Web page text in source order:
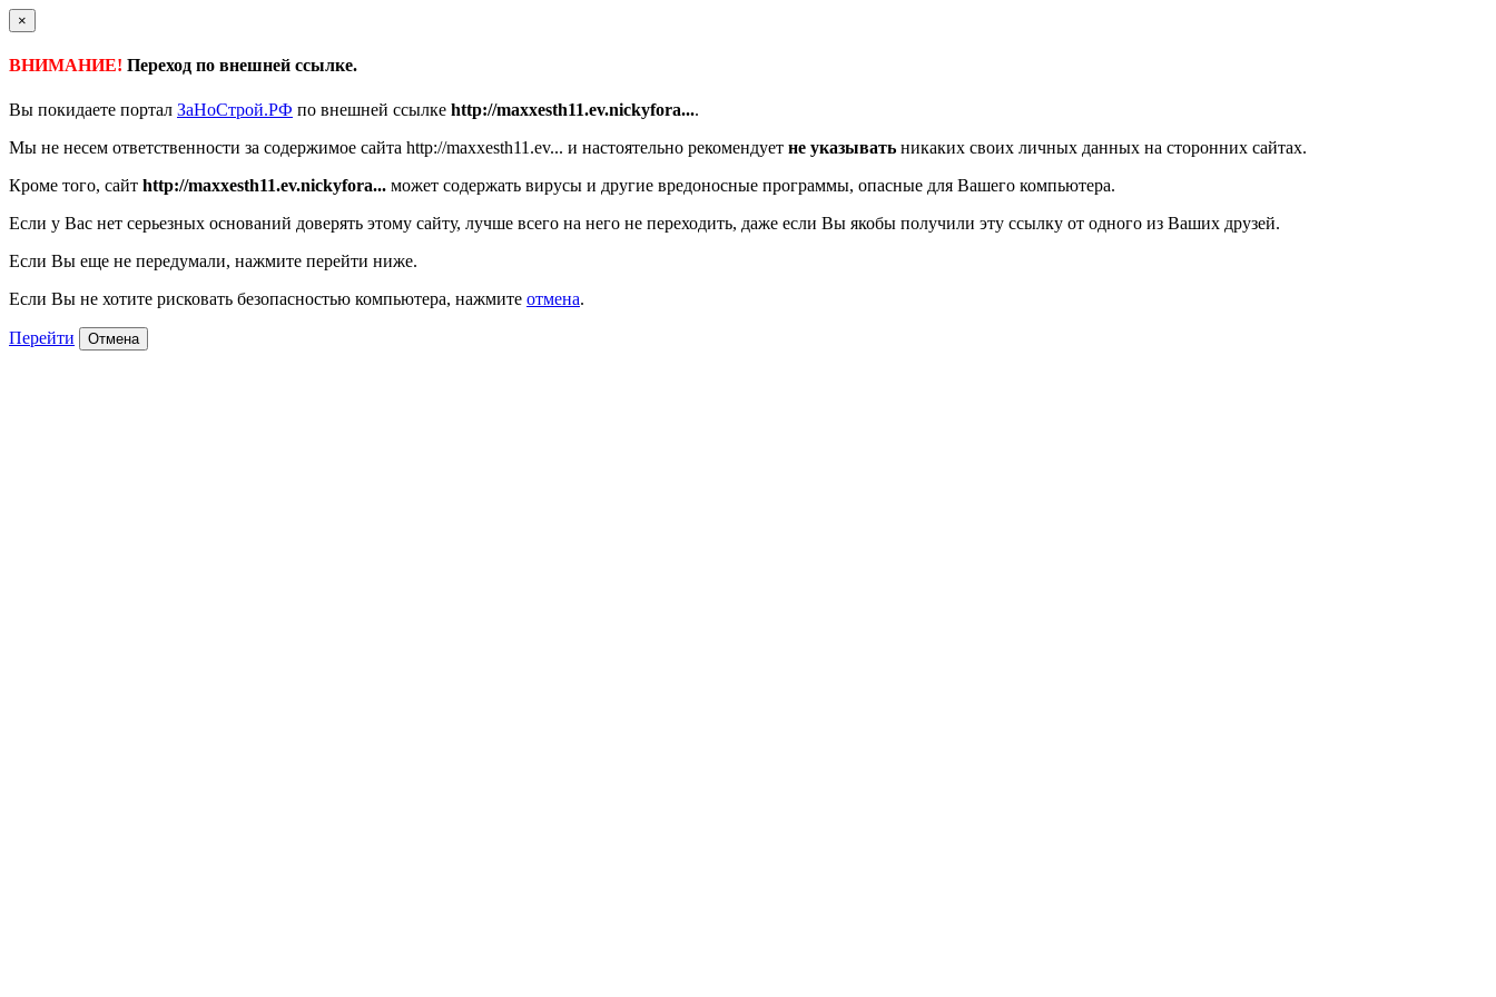
×
ВНИМАНИЕ! Переход по внешней ссылке.
Вы покидаете портал ЗаНоСтрой.РФ по внешней ссылке http://maxxesth11.ev.nickyfora....
Мы не несем ответственности за содержимое сайта http://maxxesth11.ev... и настоятельно рекомендует не указывать никаких своих личных данных на сторонних сайтах.
Кроме того, сайт http://maxxesth11.ev.nickyfora... может содержать вирусы и другие вредоносные программы, опасные для Вашего компьютера.
Если у Вас нет серьезных оснований доверять этому сайту, лучше всего на него не переходить, даже если Вы якобы получили эту ссылку от одного из Ваших друзей.
Если Вы еще не передумали, нажмите перейти ниже.
Если Вы не хотите рисковать безопасностью компьютера, нажмите отмена.
Перейти Отмена